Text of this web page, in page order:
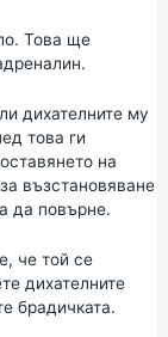
Това ще
дихателните му
това ги
на
възстановяване
да повърне.
че той се
дихателните
брадичката.